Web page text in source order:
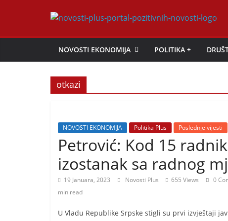
Novosti
Plus
NOVOSTI EKONOMIJA POLITIKA +
otkazi
NOVOSTI EKONOMIJA Politika Plus Poslednje vijesti
Petrović: Kod 15
izostanak sa radnog
19 Januara, 2023 Novosti Plus 655 Views 0
min read
U Vladu Republike Srpske stigli su prvi izvještaji